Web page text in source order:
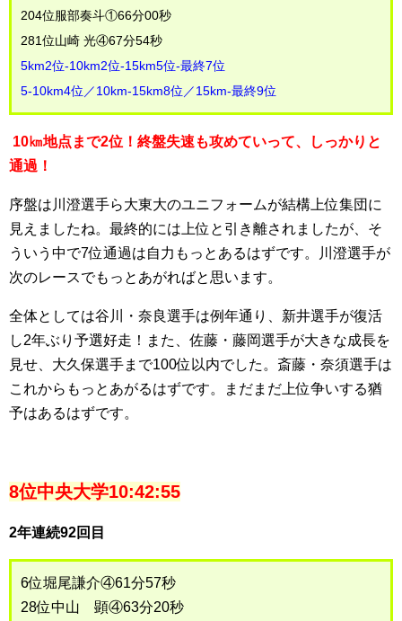
204位服部奏斗①66分00秒
281位山崎 光④67分54秒
5km2位-10km2位-15km5位-最終7位
5-10km4位／10km-15km8位／15km-最終9位
10㎞地点まで2位！終盤失速も攻めていって、しっかりと
通過！
序盤は川澄選手ら大東大のユニフォームが結構上位集団に
見えましたね。最終的には上位と引き離されましたが、そ
ういう中で7位通過は自力もっとあるはずです。川澄選手が
次のレースでもっとあがればと思います。
全体としては谷川・奈良選手は例年通り、新井選手が復活
し2年ぶり予選好走！また、佐藤・藤岡選手が大きな成長を
見せ、大久保選手まで100位以内でした。斎藤・奈須選手は
これからもっとあがるはずです。まだまだ上位争いする猶
予はあるはずです。
8位中央大学10:42:55
2年連続92回目
6位堀尾謙介④61分57秒
28位中山 顕④63分20秒